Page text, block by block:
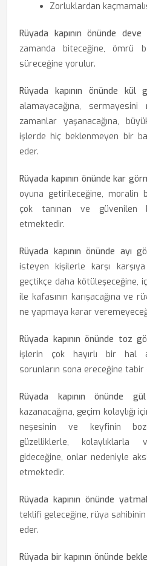
Zorluklardan
Rüyada kapının önünde
zamanda biteceğine, ömrü
süreceğine yorulur.
Rüyada kapının önünde kül
alamayacağına,
zamanlar yaşanacağına,
işlerde hiç beklenmeyen bir
eder.
Rüyada kapının önünde kar
oyuna getirileceğine, moralin
çok tanınan ve güvenilen
etmektedir.
Rüyada kapının önünde ayı
isteyen kişilerle karşı
geçtikçe daha kötüleşeceğine,
ile kafasının karışacağına ve
ne yapmaya karar
Rüyada kapının önünde toz
işlerin çok hayırlı bir hal
sorunların sona ereceğine tabir
Rüyada kapının önünde
kazanacağına, geçim kolaylığı
neşesinin ve keyfinin
güzelliklerle, kolaylıklarla
gideceğine, onlar nedeniyle
etmektedir.
Rüyada kapının önünde
teklifi geleceğine, rüya sahibinin
eder.
Rüyada bir kapının önünde